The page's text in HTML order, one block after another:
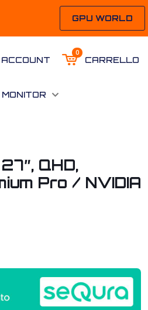
GPU WORLD
ACCOUNT
0
CARRELLO
MONITOR
QHD,
Pro / NVIDIA